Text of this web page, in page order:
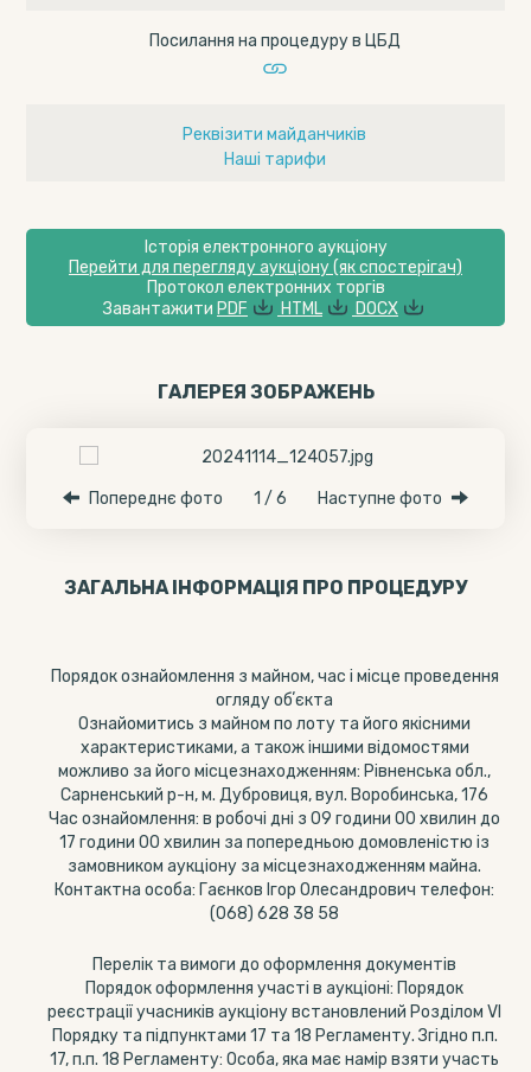
Посилання на процедуру в ЦБД
Реквізити майданчиків
Наші тарифи
Історія електронного аукціону
Перейти для перегляду аукціону (як спостерігач)
Протокол електронних торгів
Завантажити PDF HTML DOCX
ГАЛЕРЕЯ ЗОБРАЖЕНЬ
Попереднє фото 1 / 6 Наступне фото
ЗАГАЛЬНА ІНФОРМАЦІЯ ПРО ПРОЦЕДУРУ
Порядок ознайомлення з майном, час і місце проведення
огляду обʼєкта
Ознайомитись з майном по лоту та його якісними
характеристиками, а також іншими відомостями
можливо за його місцезнаходженням: Рівненська обл.,
Сарненський р-н, м. Дубровиця, вул. Воробинська, 176
Час ознайомлення: в робочі дні з 09 години 00 хвилин до
17 години 00 хвилин за попередньою домовленістю із
замовником аукціону за місцезнаходженням майна.
Контактна особа: Гаєнков Ігор Олесандрович телефон:
(068) 628 38 58
Перелік та вимоги до оформлення документів
Порядок оформлення участі в аукціоні: Порядок
реєстрації учасників аукціону встановлений Розділом VI
Порядку та підпунктами 17 та 18 Регламенту. Згідно п.п.
17, п.п. 18 Регламенту: Особа, яка має намір взяти участь